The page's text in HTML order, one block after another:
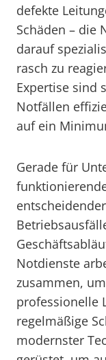
defekte
Schäden – die
darauf
rasch zu
Expertise sind
Notfällen
auf ein
Gerade für
Notdienste
zusammen,
professionelle
regelmäßige
modernster